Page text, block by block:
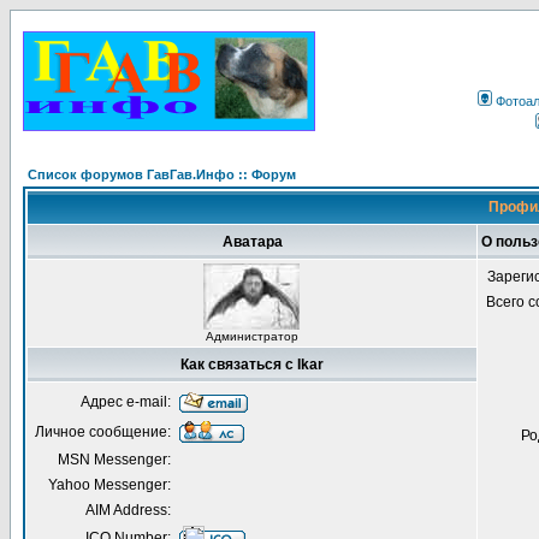
Список форумов ГавГав.Инфо :: Форум
Аватара О
Администратор
Всего
Как связаться с Ikar
Адрес e-mail:
Личное сообщение:
MSN Messenger:
Yahoo Messenger:
AIM Address: